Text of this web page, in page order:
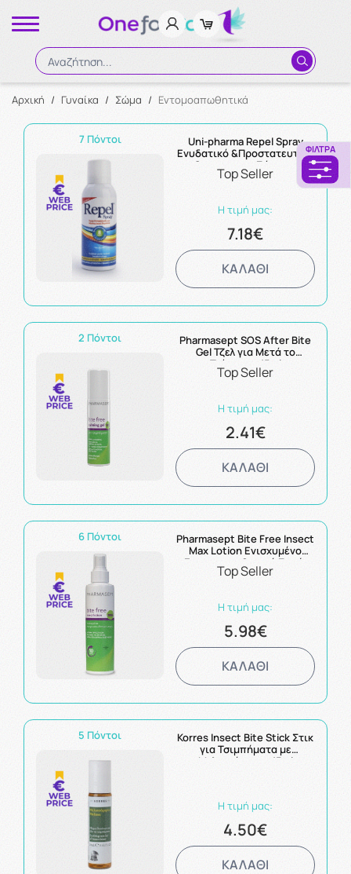
Αναζήτηση...
Αναζήτηση
Αρχική / Γυναίκα / Σώμα / Εντομοαπωθητικά
ΦΊΛΤΡΑ
7 Πόντοι
Uni-pharma Repel Spray
Ενυδατικό &Προστατευτικό
Spray για το Σώμα με
Εντομοαπωθητική Δράση
Top Seller
Η τιμή μας:
7.18€
ΚΑΛΑΘΙ
2 Πόντοι
Pharmasept SOS After Bite
Gel Τζελ για Μετά το
Τσίμπημα 15ml
Top Seller
Η τιμή μας:
2.41€
ΚΑΛΑΘΙ
6 Πόντοι
Pharmasept Bite Free Insect
Max Lotion Ενισχυμένο
Εντομοαπωθητικό Σπρέι
100ml
Top Seller
Η τιμή μας:
5.98€
ΚΑΛΑΘΙ
5 Πόντοι
Korres Insect Bite Stick Στικ
για Τσιμπήματα με
Μελισσόχορτο 15ml
Η τιμή μας:
4.50€
ΚΑΛΑΘΙ